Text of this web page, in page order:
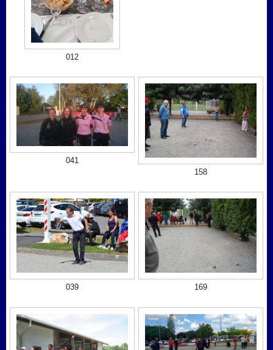
012
041
158
039 169